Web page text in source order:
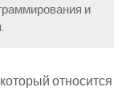
и
относится